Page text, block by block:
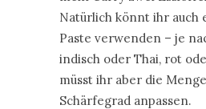
Natürlich könnt ihr auch
Paste verwenden – je
indisch oder Thai, rot
müsst ihr aber die
Schärfegrad anpassen.